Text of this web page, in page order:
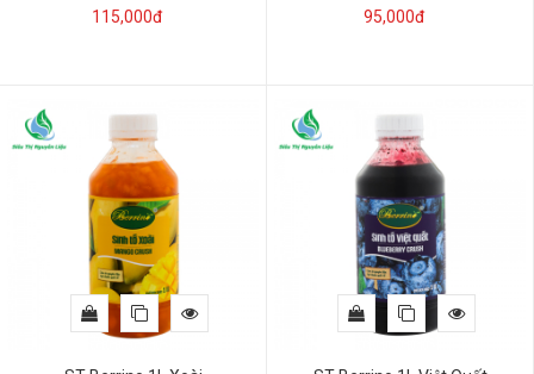
115,000đ
95,000đ